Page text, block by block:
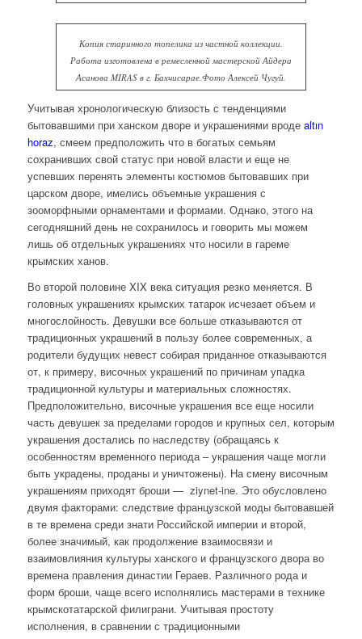
Копия старинного топелика из частной коллекции.
Работа изготовлена в ремесленной мастерской Айдера
Асанова MIRAS в г. Бахчисарае.Фото Алексей Чугуй.
Учитывая хронологическую близость с тенденциями
бытовавшими при ханском дворе и украшениями вроде altın
horaz, смеем предположить что в богатых семьям
сохранивших свой статус при новой власти и еще не
успевших перенять элементы костюмов бытовавших при
царском дворе, имелись объемные украшения с
зооморфными орнаментами и формами. Однако, этого на
сегодняшний день не сохранилось и говорить мы можем
лишь об отдельных украшениях что носили в гареме
крымских ханов.
Во второй половине XIX века ситуация резко меняется. В
головных украшениях крымских татарок исчезает объем и
многослойность. Девушки все больше отказываются от
традиционных украшений в пользу более современных, а
родители будущих невест собирая приданное отказываются
от, к примеру, височных украшений по причинам упадка
традиционной культуры и материальных сложностях.
Предположительно, височные украшения все еще носили
часть девушек за пределами городов и крупных сел, которым
украшения достались по наследству (обращаясь к
особенностям временного периода – украшения чаще могли
быть украдены, проданы и уничтожены). На смену височным
украшениям приходят броши — ziynet-ine. Это обусловлено
двумя факторами: следствие французской моды бытовавшей
в те времена среди знати Российской империи и второй,
более значимый, как продолжение взаимосвязи и
взаимовлияния культуры ханского и французского двора во
времена правления династии Гераев. Различного рода и
форм броши, чаще всего исполнялись мастерами в технике
крымскотатарской филиграни. Учитывая простоту
исполнения, в сравнении с традиционными